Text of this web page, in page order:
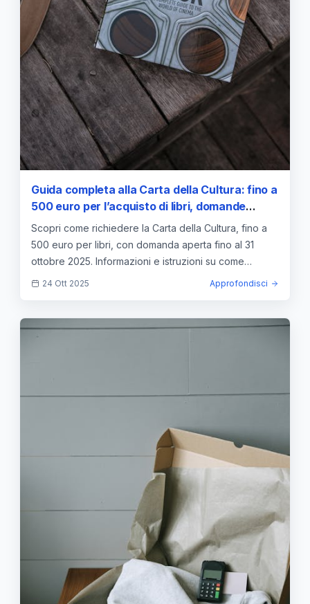
Guida completa alla Carta della Cultura: fino a
500 euro per l’acquisto di libri, domande
aperte entro il 31 ottobre 2025
Scopri come richiedere la Carta della Cultura, fino a
500 euro per libri, con domanda aperta fino al 31
ottobre 2025. Informazioni e istruzioni su come
partecipare.
24 Ott 2025 Approfondisci